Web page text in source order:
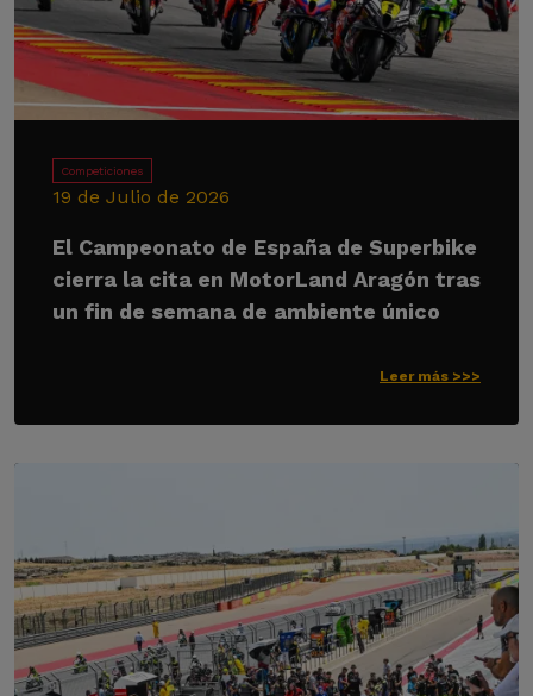
Competiciones
19 de Julio de 2026
El Campeonato de España de Superbike
cierra la cita en MotorLand Aragón tras
un fin de semana de ambiente único
Leer más >>>